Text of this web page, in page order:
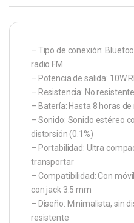
– Tipo de conexión:
radio FM
– Potencia de salida: 10W
– Resistencia: No
– Batería: Hasta 8 horas
– Sonido: Sonido estéreo
distorsión (0.1%)
– Portabilidad: Ultra
transportar
– Compatibilidad: Con
con jack 3.5 mm
– Diseño: Minimalista, sin
resistente